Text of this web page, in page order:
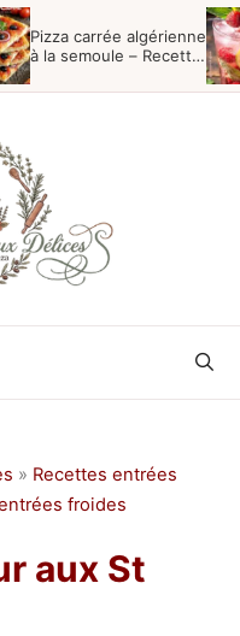
Pizza carrée algérienne
à la semoule – Recette
» Recettes entrées
froides
aux St